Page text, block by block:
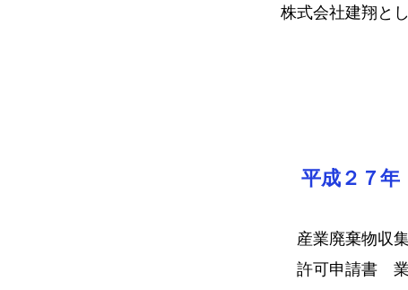
株式会社建翔と
平成２７
産業廃棄物収
許可申請書